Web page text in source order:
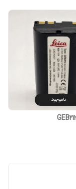
ناموجود